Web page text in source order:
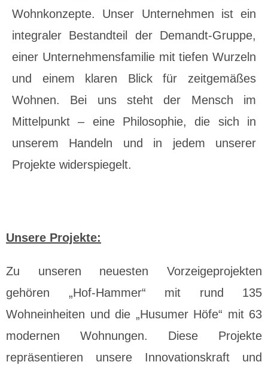
Wohnkonzepte. Unser Unternehmen ist ein
integraler Bestandteil der Demandt-Gruppe,
einer Unternehmensfamilie mit tiefen Wurzeln
und einem klaren Blick für zeitgemäßes
Wohnen. Bei uns steht der Mensch im
Mittelpunkt – eine Philosophie, die sich in
unserem Handeln und in jedem unserer
Projekte widerspiegelt.
Unsere Projekte:
Zu unseren neuesten Vorzeigeprojekten
gehören „Hof-Hammer“ mit rund 135
Wohneinheiten und die „Husumer Höfe“ mit 63
modernen Wohnungen. Diese Projekte
repräsentieren unsere Innovationskraft und